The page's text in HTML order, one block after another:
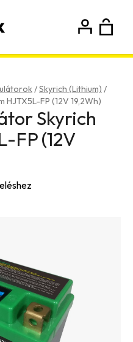
/Skyrich (Lithium) /
FP (12V 19,2Wh)
Skyrich
FP (12V